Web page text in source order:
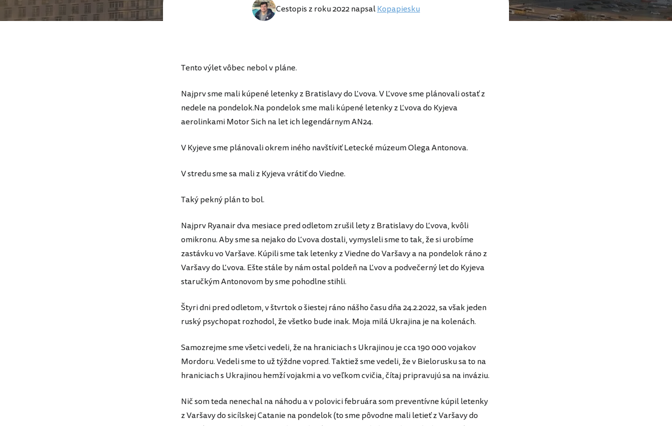
Cestopis z roku 2022 napsalKopapiesku
Tento výlet vôbec nebol v pláne.
Najprv sme mali kúpené letenky z Bratislavy do Ľvova. V Ľvove sme plánovali ostať z
nedele na pondelok.Na pondelok sme mali kúpené letenky z Ľvova do Kyjeva
aerolinkami Motor Sich na let ich legendárnym AN24.
V Kyjeve sme plánovali okrem iného navštíviť Letecké múzeum Olega Antonova.
V stredu sme sa mali z Kyjeva vrátiť do Viedne.
Taký pekný plán to bol.
Najprv Ryanair dva mesiace pred odletom zrušil lety z Bratislavy do Ľvova, kvôli
omikronu. Aby sme sa nejako do Ľvova dostali, vymysleli sme to tak, že si urobíme
zastávku vo Varšave. Kúpili sme tak letenky z Viedne do Varšavy a na pondelok ráno z
Varšavy do Ľvova. Ešte stále by nám ostal poldeň na Ľvov a podvečerný let do Kyjeva
staručkým Antonovom by sme pohodlne stihli.
Štyri dni pred odletom, v štvrtok o šiestej ráno nášho času dňa 24.2.2022, sa však jeden
ruský psychopat rozhodol, že všetko bude inak. Moja milá Ukrajina je na kolenách.
Samozrejme sme všetci vedeli, že na hraniciach s Ukrajinou je cca 190 000 vojakov
Mordoru. Vedeli sme to už týždne vopred. Taktiež sme vedeli, že v Bielorusku sa to na
hraniciach s Ukrajinou hemží vojakmi a vo veľkom cvičia, čítaj pripravujú sa na inváziu.
Nič som teda nenechal na náhodu a v polovici februára som preventívne kúpil letenky
z Varšavy do sicílskej Catanie na pondelok (to sme pôvodne mali letieť z Varšavy do